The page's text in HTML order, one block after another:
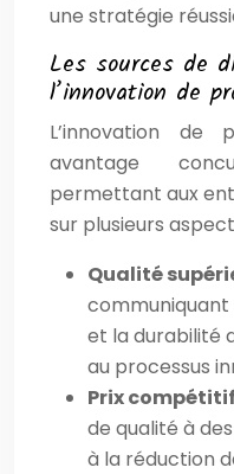
une stratégie
Les sources de
l’innovation de
L’innovation
avantage
permettant aux
sur plusieurs
Qualité
communiquant
et la durabilité
au processus
Prix
de qualité à
à la réduction